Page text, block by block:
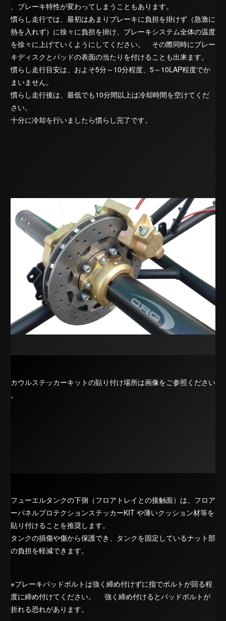
、ブレーキ特性が変わってしまうこともあります。
慣らし走行では、最初はあまりブレーキに負担を掛けず（急激に
熱を入れず）に徐々に負担を掛け、ブレーキシステム全体の温度
を徐々に上げていくようにしてください。 その際同時にブレー
キディスクとパッドの表面の当たりを付けることも出来ます。
慣らし走行目安は、およそ5分～10分程度、5～10LAP程度でか
まいません。
慣らし走行後は、最低でも10分間以上は冷却時間を空けてくだ
さい。
十分に冷却を行いましたら慣らし完了です。
カウルステッカーキットの貼り付け場所は画像をご参照ください
。
フューエルタンクの下側（フロアトレイとの接触面）は、フロア
ーパネルプロテクションステッカーKIT や薄いクッション材等を
貼り付けることを推奨します。
タンクの損傷や傷から保護でき、タンクを固定しているナット部
の負担を軽減できます。
※ブレーキパッドボルトは強く締め付けずに指でボルトが回る程
度に締め付けてください。 強く締め付けるとパッドボルトが
折れる恐れがあります。